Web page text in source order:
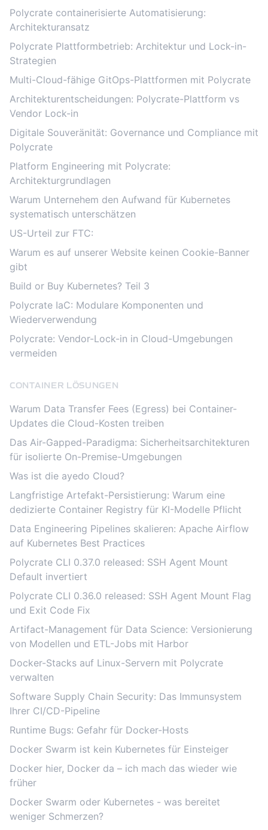
Polycrate containerisierte Automatisierung:
Architekturansatz
Polycrate Plattformbetrieb: Architektur und Lock-in-
Strategien
Multi-Cloud-fähige GitOps-Plattformen mit Polycrate
Architekturentscheidungen: Polycrate-Plattform vs
Vendor Lock-in
Digitale Souveränität: Governance und Compliance mit
Polycrate
Platform Engineering mit Polycrate:
Architekturgrundlagen
Warum Unternehem den Aufwand für Kubernetes
systematisch unterschätzen
US-Urteil zur FTC:
Warum es auf unserer Website keinen Cookie-Banner
gibt
Build or Buy Kubernetes? Teil 3
Polycrate IaC: Modulare Komponenten und
Wiederverwendung
Polycrate: Vendor-Lock-in in Cloud-Umgebungen
vermeiden
CONTAINER LÖSUNGEN
Warum Data Transfer Fees (Egress) bei Container-
Updates die Cloud-Kosten treiben
Das Air-Gapped-Paradigma: Sicherheitsarchitekturen
für isolierte On-Premise-Umgebungen
Was ist die ayedo Cloud?
Langfristige Artefakt-Persistierung: Warum eine
dedizierte Container Registry für KI-Modelle Pflicht
Data Engineering Pipelines skalieren: Apache Airflow
auf Kubernetes Best Practices
Polycrate CLI 0.37.0 released: SSH Agent Mount
Default invertiert
Polycrate CLI 0.36.0 released: SSH Agent Mount Flag
und Exit Code Fix
Artifact-Management für Data Science: Versionierung
von Modellen und ETL-Jobs mit Harbor
Docker-Stacks auf Linux-Servern mit Polycrate
verwalten
Software Supply Chain Security: Das Immunsystem
Ihrer CI/CD-Pipeline
Runtime Bugs: Gefahr für Docker-Hosts
Docker Swarm ist kein Kubernetes für Einsteiger
Docker hier, Docker da – ich mach das wieder wie
früher
Docker Swarm oder Kubernetes - was bereitet
weniger Schmerzen?